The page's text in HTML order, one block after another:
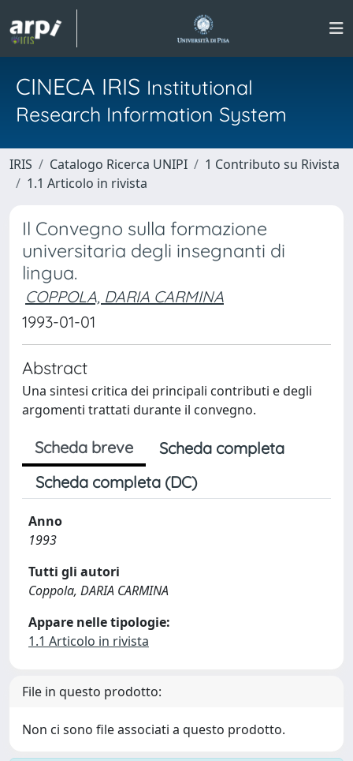
CINECA IRIS Institutional
Research Information System
IRIS Catalogo Ricerca UNIPI
1 Contributo su Rivista
1.1 Articolo in rivista
Il Convegno sulla formazione
universitaria degli insegnanti di
lingua.
COPPOLA, DARIA CARMINA
1993-01-01
Abstract
Una sintesi critica dei principali contributi e degli
argomenti trattati durante il convegno.
Scheda breve
Scheda completa
Scheda completa (DC)
Anno
1993
Tutti gli autori
Coppola, DARIA CARMINA
Appare nelle tipologie:
1.1 Articolo in rivista
File in questo prodotto:
Non ci sono file associati a questo prodotto.